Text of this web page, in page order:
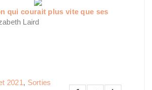
qui courait plus vite que ses
Laird
2021, Sorties